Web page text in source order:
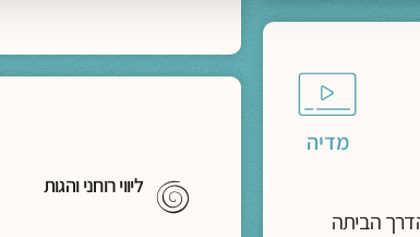
מדיה
הביתה
ליווי רוחני והגות